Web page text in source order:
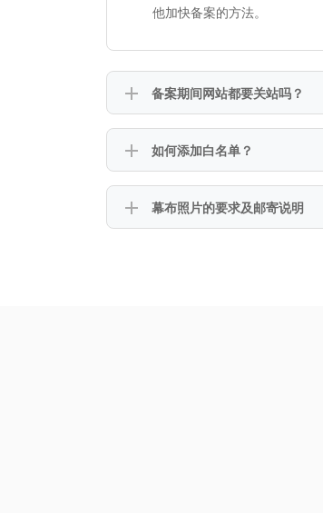
他加快备案的方法。
备案期间网站都要关站吗？
如何添加白名单？
幕布照片的要求及邮寄说明